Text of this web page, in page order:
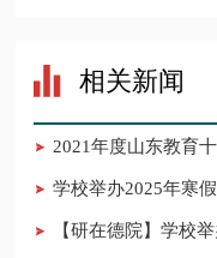
相关新闻
2021年度山东教育
学校举办2025年寒
【研在德院】学校